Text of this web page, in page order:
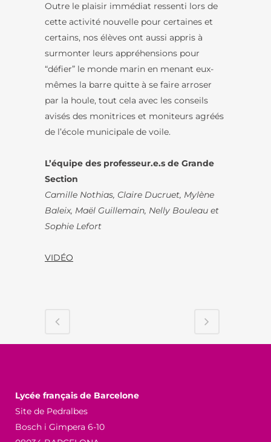
Outre le plaisir immédiat ressenti lors de
cette activité nouvelle pour certaines et
certains, nos élèves ont aussi appris à
surmonter leurs appréhensions pour
“défier” le monde marin en menant eux-
mêmes la barre quitte à se faire arroser
par la houle, tout cela avec les conseils
avisés des monitrices et moniteurs agréés
de l’école municipale de voile.
L’équipe des professeur.e.s de Grande
Section
Camille Nothias, Claire Ducruet, Mylène
Baleix, Maël Guillemain, Nelly Bouleau et
Sophie Lefort
VIDÉO
Lycée français de Barcelone
Site de Pedralbes
Bosch i Gimpera 6-10